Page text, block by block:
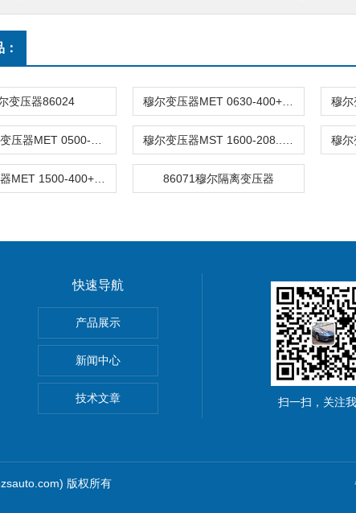
变压器86024
86071穆尔隔离变压器
动单元
尔MICO4.4智能电流分配器
上海鹰峰电抗器
快速导航
产品展示
新闻中心
技术文章 扫一扫，关注
版权所有